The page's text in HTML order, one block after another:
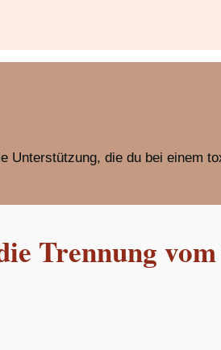
Unterstützung, die du bei einem
Trennung